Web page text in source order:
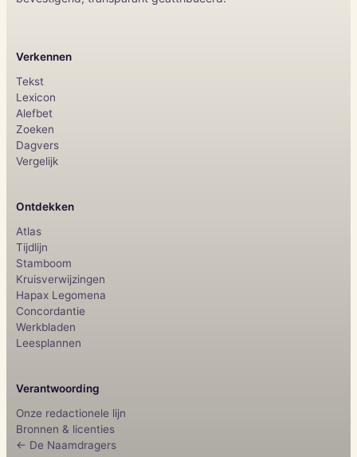
Verkennen
Tekst
Lexicon
Alefbet
Zoeken
Dagvers
Vergelijk
Ontdekken
Atlas
Tijdlijn
Stamboom
Kruisverwijzingen
Hapax Legomena
Concordantie
Werkbladen
Leesplannen
Verantwoording
Onze redactionele lijn
Bronnen & licenties
← De Naamdragers